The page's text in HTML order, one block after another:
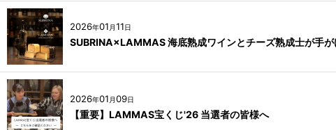
2026年01 月11日
SUBRINA×LAMMAS 海底熟成ワインとチーズ熟成士が手
2026年01 月09日
【重要】LAMMAS宝くじ'26 当選者の皆様へ